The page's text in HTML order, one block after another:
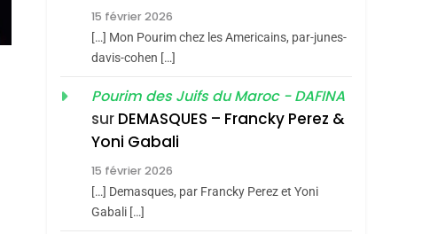
Dis Guerre»: La
Boy George
Tout Sur La Nostalgie
4
Accords D’Isaac:
15 février 2026
[…] Mon Pourim chez les Americains, par-junes-
davis-cohen […]
Pourim des Juifs du Maroc - DAFINA
sur DEMASQUES – Francky Perez &
Yoni Gabali
15 février 2026
[…] Demasques, par Francky Perez et Yoni
Gabali […]